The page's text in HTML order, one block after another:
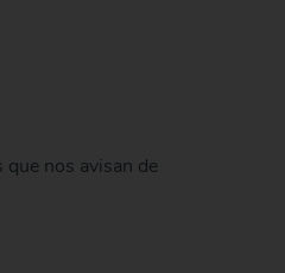
nos avisan de